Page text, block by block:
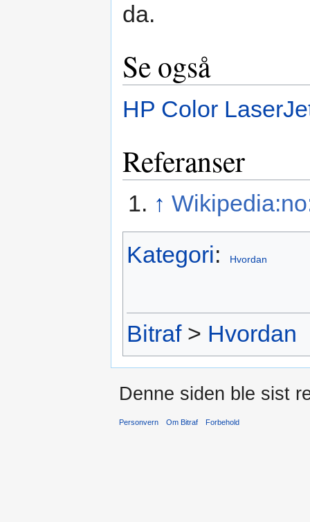
da.
Se også
HP Color
Referanser
↑
Kategori: Hvordan
Bitraf> Hvordan
Denne siden ble sist
Personvern Om Bitraf Forbehold